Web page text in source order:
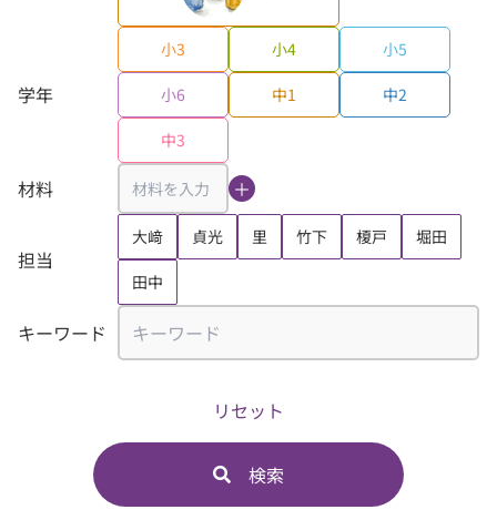
学年
小3 小4 小5
小6 中1 中2
中3
材料 ＋
担当
大﨑 貞光 里 竹下 榎戸 堀田
田中
キーワード
リセット
検索